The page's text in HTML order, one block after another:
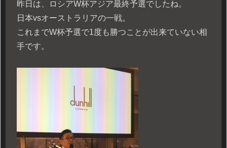
昨日は、ロシアW杯アジア最終予選でしたね。
日本vsオーストラリアの一戦。
これまでW杯予選で1度も勝つことが出来ていない相
手です。